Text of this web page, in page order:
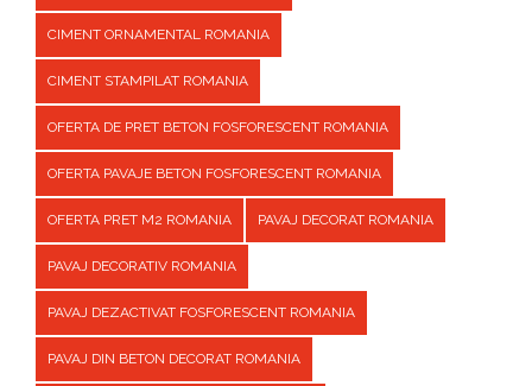
CIMENT ORNAMENTAL ROMANIA
CIMENT STAMPILAT ROMANIA
OFERTA DE PRET BETON FOSFORESCENT ROMANIA
OFERTA PAVAJE BETON FOSFORESCENT ROMANIA
OFERTA PRET M2 ROMANIA PAVAJ DECORAT ROMANIA
PAVAJ DECORATIV ROMANIA
PAVAJ DEZACTIVAT FOSFORESCENT ROMANIA
PAVAJ DIN BETON DECORAT ROMANIA